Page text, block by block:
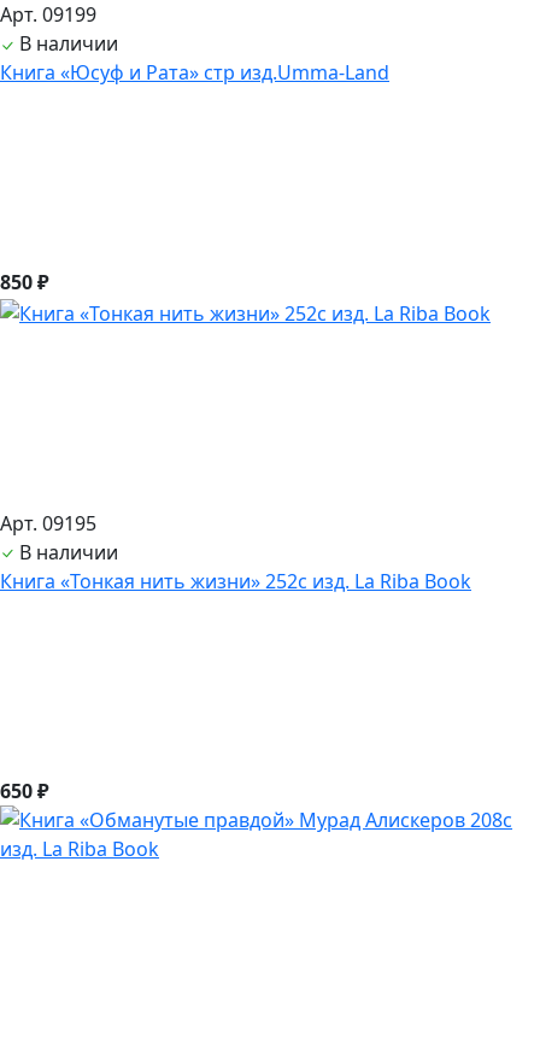
Арт. 09199
В наличии
Книга «Юсуф и Рата» стр изд.Umma-Land
850 ₽
Арт. 09195
В наличии
Книга «Тонкая нить жизни» 252с изд. La Riba Book
650 ₽